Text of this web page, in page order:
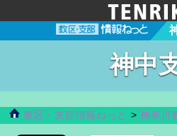
神中
教区・支部情報ねっと > 神奈川